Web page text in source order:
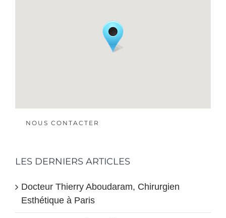
NOUS CONTACTER
LES DERNIERS ARTICLES
Docteur Thierry Aboudaram, Chirurgien
Esthétique à Paris